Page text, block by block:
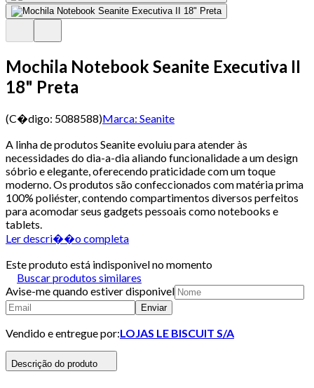
Mochila Notebook Seanite Executiva II
18" Preta
(C�digo: 5088588)Marca: Seanite
A linha de produtos Seanite evoluiu para atender às
necessidades do dia-a-dia aliando funcionalidade a um design
sóbrio e elegante, oferecendo praticidade com um toque
moderno. Os produtos são confeccionados com matéria prima
100% poliéster, contendo compartimentos diversos perfeitos
para acomodar seus gadgets pessoais como notebooks e
tablets.
Ler descri��o completa
Este produto está indisponivel no momento
Buscar produtos similares
Avise-me quando estiver disponivel
Enviar
Vendido e entregue por:LOJAS LE BISCUIT S/A
Descrição do produto